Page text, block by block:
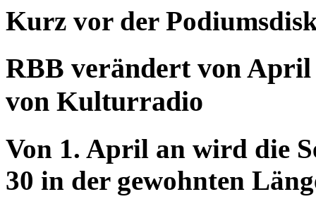
Kurz vor der
RBB verändert von
von Kulturradio
Von 1. April an wird die
30 in der gewohnten